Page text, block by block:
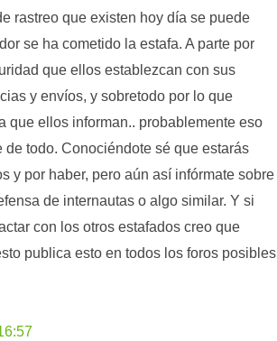
rastreo que existen hoy día se puede
se ha cometido la estafa. A parte por
que ellos establezcan con sus
y envíos, y sobretodo por lo que
que ellos informan.. probablemente eso
todo. Conociéndote sé que estarás
y por haber, pero aún así infórmate sobre
de internautas o algo similar. Y si
con los otros estafados creo que
publica esto en todos los foros posibles